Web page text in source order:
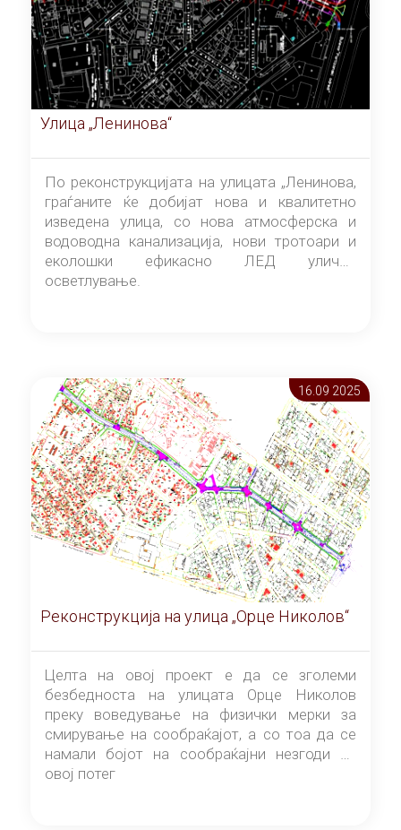
Улица „Ленинова“
По реконструкцијата на улицата „Ленинова,
граѓаните ќе добијат нова и квалитетно
изведена улица, со нова атмосферска и
водоводна канализација, нови тротоари и
еколошки ефикасно ЛЕД улично
осветлување.
16.09 2025
Реконструкција на улица „Орце Николов“
Целта на овој проект е да се зголеми
безбедноста на улицата Орце Николов
преку воведување на физички мерки за
смирување на сообраќајот, а со тоа да се
намали бојот на сообраќајни незгоди на
овој потег